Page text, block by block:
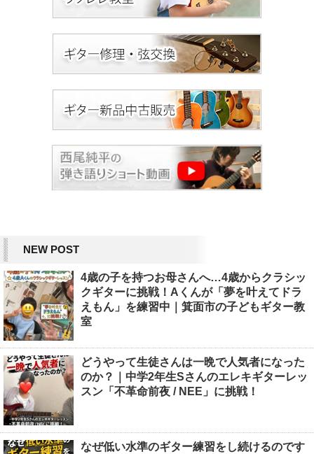
NEW POST
4歳の子を持つお母さんへ…4歳からクラシッ
クギターに挑戦！Aくんが「夢を叶えてドラ
えもん」を練習中｜箕面市の子どもギター教
室
どうやって生徒さんは一晩で人気者になった
のか？｜中学2年生Sさんのエレキギターレッ
スン「不革命前夜 / NEE」に挑戦！
なぜ低い水準のギター練習をし続けるのです